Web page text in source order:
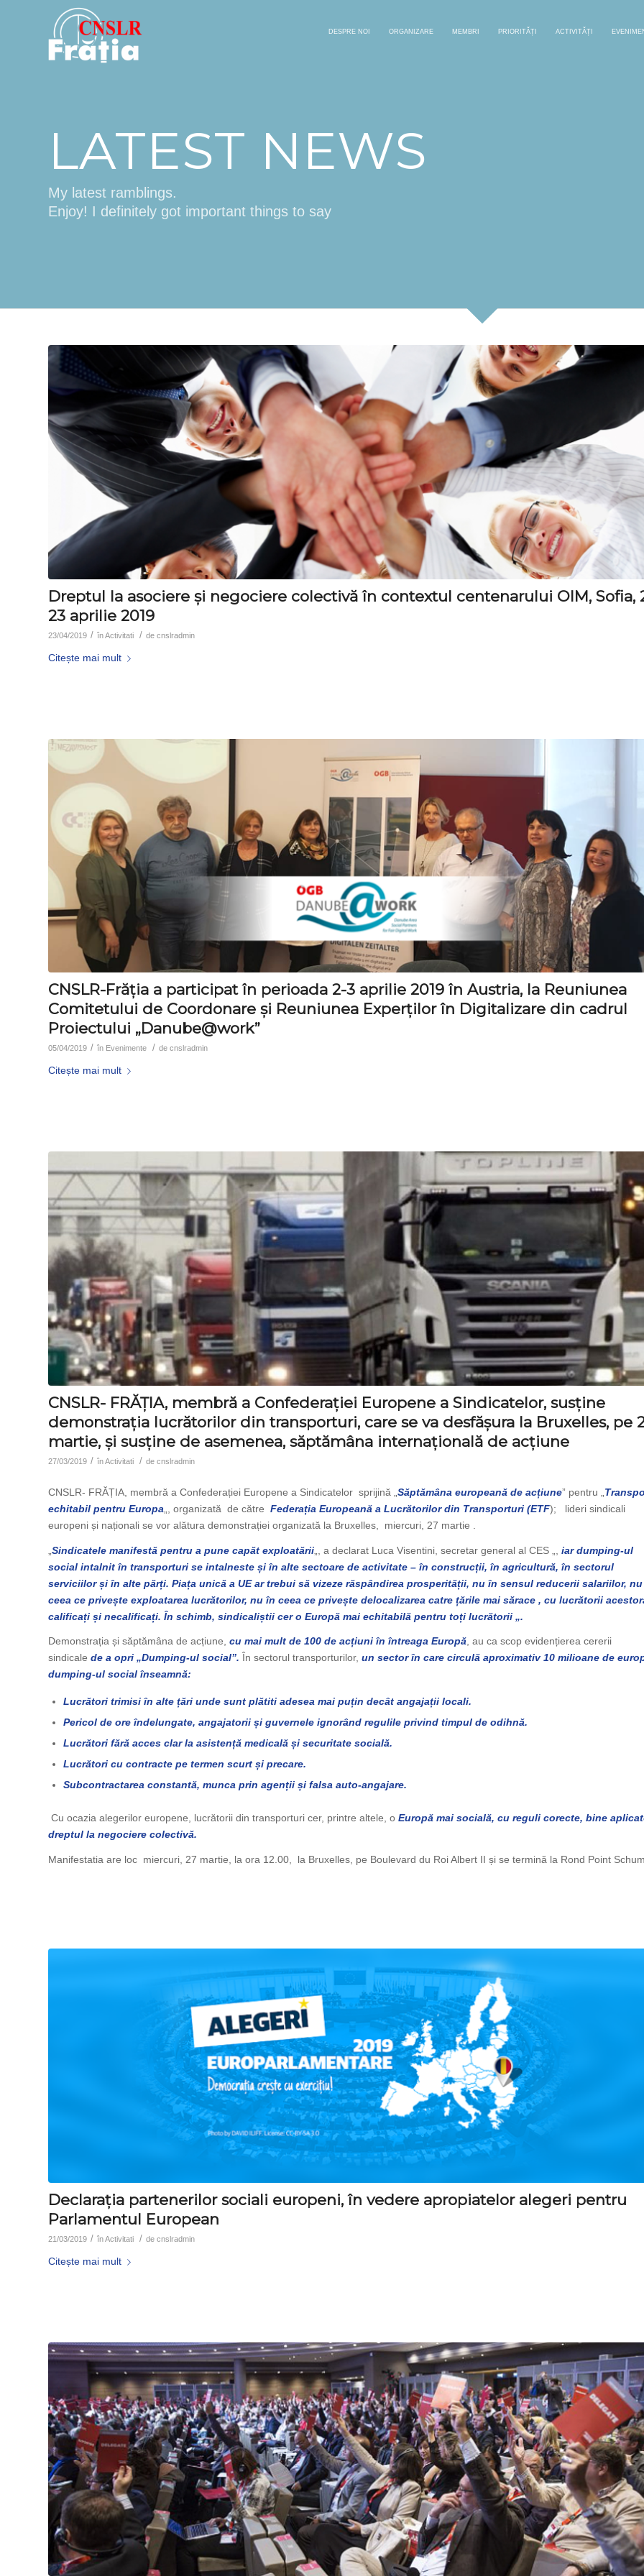
DESPRE NOI ORGANIZARE MEMBRI PRIORITĂȚI ACTIVITĂȚI
LATEST NEWS
My latest ramblings.
Enjoy! I definitely got important things to say
Dreptul la asociere și negociere colectivă în contextul centenarului OIM, Sofia,
23 aprilie 2019
23/04/2019 / înActivitati / de cnslradmin
Citește mai mult
CNSLR-Frăția a participat în perioada 2-3 aprilie 2019 în Austria, la Reuniunea
Comitetului de Coordonare și Reuniunea Experților în Digitalizare din cadrul
Proiectului „Danube@work”
05/04/2019 / în Evenimente / de cnslradmin
Citește mai mult
CNSLR- FRĂȚIA, membră a Confederației Europene a Sindicatelor, susține
demonstrația lucrătorilor din transporturi, care se va desfășura la Bruxelles, pe
martie, și susține de asemenea, săptămâna internațională de acțiune
27/03/2019 / înActivitati / de cnslradmin
CNSLR- FRĂȚIA, membră a Confederației Europene a Sindicatelor sprijină „ Săptămâna europeană de acțiune” pentru „
echitabil pentru Europa „, organizată de către Federația Europeană a Lucrătorilor din Transporturi (ETF); lideri sindicali
europeni și naționali se vor alătura demonstrației organizată la Bruxelles, miercuri, 27 martie .
Sindicatele manifestă pentru a pune capăt exploatării „, a declarat Luca Visentini, secretar general al CES „, iar dumping-ul
social intalnit în transporturi se intalneste și în alte sectoare de activitate – în construcții, în agricultură, în sectorul
serviciilor și în alte părți. Piața unică a UE ar trebui să vizeze răspândirea prosperității, nu în sensul reducerii salariilor,
ceea ce privește exploatarea lucrătorilor, nu în ceea ce privește delocalizarea catre țările mai sărace , cu lucrătorii
calificați și necalificați. În schimb, sindicaliștii cer o Europă mai echitabilă pentru toți lucrătorii „.
Demonstrația și săptămâna de acțiune, cu mai mult de 100 de acțiuni în întreaga Europă, au ca scop evidențierea cererii
sindicale de a opri „Dumping-ul social”. În sectorul transporturilor, un sector în care circulă aproximativ 10 milioane de
dumping-ul social înseamnă:
Lucrători trimisi în alte țări unde sunt plătiti adesea mai puțin decât angajații locali.
Pericol de ore îndelungate, angajatorii și guvernele ignorând regulile privind timpul de odihnă.
Lucrători fără acces clar la asistență medicală și securitate socială.
Lucrători cu contracte pe termen scurt și precare.
Subcontractarea constantă, munca prin agenții și falsa auto-angajare.
Cu ocazia alegerilor europene, lucrătorii din transporturi cer, printre altele, o Europă mai socială, cu reguli corecte, bine
dreptul la negociere colectivă.
Manifestatia are loc miercuri, 27 martie, la ora 12.00, la Bruxelles, pe Boulevard du Roi Albert II și se termină la Rond Point
Declarația partenerilor sociali europeni, în vedere apropiatelor alegeri pentru
Parlamentul European
21/03/2019 / înActivitati / de cnslradmin
Citește mai mult